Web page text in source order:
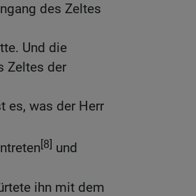
des Zeltes
Und die
Zeltes der
es, was der Herr
[8] und
ihn mit dem